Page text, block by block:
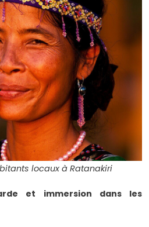
locaux à Ratanakiri
et immersion dans les